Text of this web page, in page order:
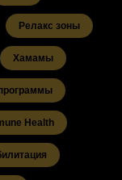
Релакс зоны
Хамамы
Health